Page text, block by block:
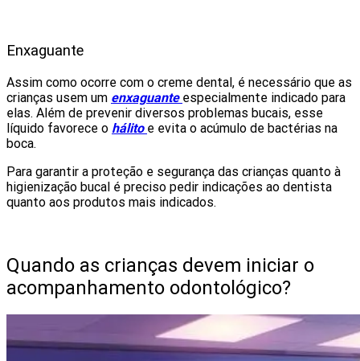
Enxaguante
Assim como ocorre com o creme dental, é necessário que as
crianças usem um enxaguante especialmente indicado para
elas. Além de prevenir diversos problemas bucais, esse
líquido favorece o hálito e evita o acúmulo de bactérias na
boca.
Para garantir a proteção e segurança das crianças quanto à
higienização bucal é preciso pedir indicações ao dentista
quanto aos produtos mais indicados.
Quando as crianças devem iniciar o
acompanhamento odontológico?